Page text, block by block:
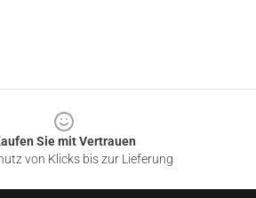
Sie mit Vertrauen
von Klicks bis zur Lieferung